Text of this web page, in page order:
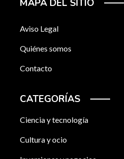
MAPA DEL SITIO
Aviso Legal
Quiénes somos
Contacto
CATEGORÍAS
Ciencia y tecnología
Cultura y ocio